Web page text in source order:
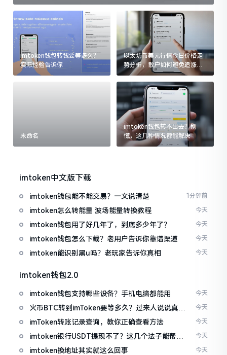
imtoken钱包转钱要等多久？
实际经验告诉你
以太坊币美元行情今日价格走
势分析，散户如何避免追涨杀
跌被套牢
未命名
imtoken钱包转不出去？别
慌，这几种情况都能解决
imtoken中文版下载
imtoken钱包能不能交易？一文说清楚 1分钟前
imtoken怎么转能量 波场能量转换教程 今天
imtoken钱包用了好几年了，到底多少年了？ 今天
imtoken钱包怎么下载？老用户告诉你靠谱渠道 今天
imtoken能识别黑u吗？老玩家告诉你真相 今天
imtoken钱包2.0
imtoken钱包支持哪些设备？手机电脑都能用 今天
火币BTC转到imToken要等多久？过来人说说真实
情况
今天
imToken转账记录查询，教你正确查看方法 今天
imtoken银行USDT提现不了？这几个法子能帮你
搞定
今天
imtoken换地址其实就这么回事 今天